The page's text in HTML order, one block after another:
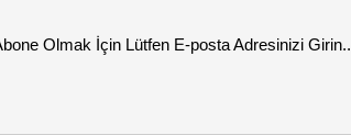
Olmak İçin Lütfen E-posta Adresinizi Girin..